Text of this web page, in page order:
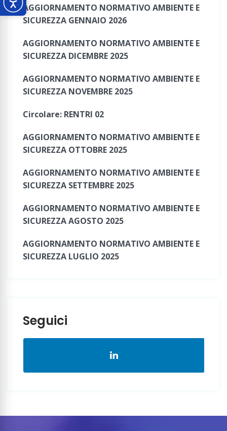
AGGIORNAMENTO NORMATIVO AMBIENTE E
SICUREZZA GENNAIO 2026
AGGIORNAMENTO NORMATIVO AMBIENTE E
SICUREZZA DICEMBRE 2025
AGGIORNAMENTO NORMATIVO AMBIENTE E
SICUREZZA NOVEMBRE 2025
Circolare: RENTRI 02
AGGIORNAMENTO NORMATIVO AMBIENTE E
SICUREZZA OTTOBRE 2025
AGGIORNAMENTO NORMATIVO AMBIENTE E
SICUREZZA SETTEMBRE 2025
AGGIORNAMENTO NORMATIVO AMBIENTE E
SICUREZZA AGOSTO 2025
AGGIORNAMENTO NORMATIVO AMBIENTE E
SICUREZZA LUGLIO 2025
Seguici